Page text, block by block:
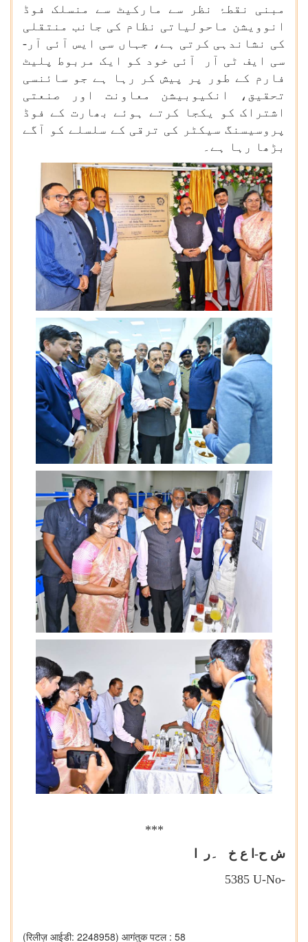
مبنی نقطۂ نظر سے مارکیٹ سے منسلک فوڈ
انوویشن ماحولیاتی نظام کی جانب منتقلی
کی نشاندہی کرتی ہے، جہاں سی ایس آئی آر-
سی ایف ٹی آر آئی خود کو ایک مربوط پلیٹ
فارم کے طور پر پیش کر رہا ہے جو سائنسی
تحقیق، انکیوبیشن معاونت اور صنعتی
اشتراک کو یکجا کرتے ہوئے بھارت کے فوڈ
پروسیسنگ سیکٹر کی ترقی کے سلسلے کو آگے
بڑھا رہا ہے۔
***
ش ح-ا ع خ ۔ر ا
U-No-
5385
(रिलीज़ आईडी: 2248958) आगंतुक पटल : 58